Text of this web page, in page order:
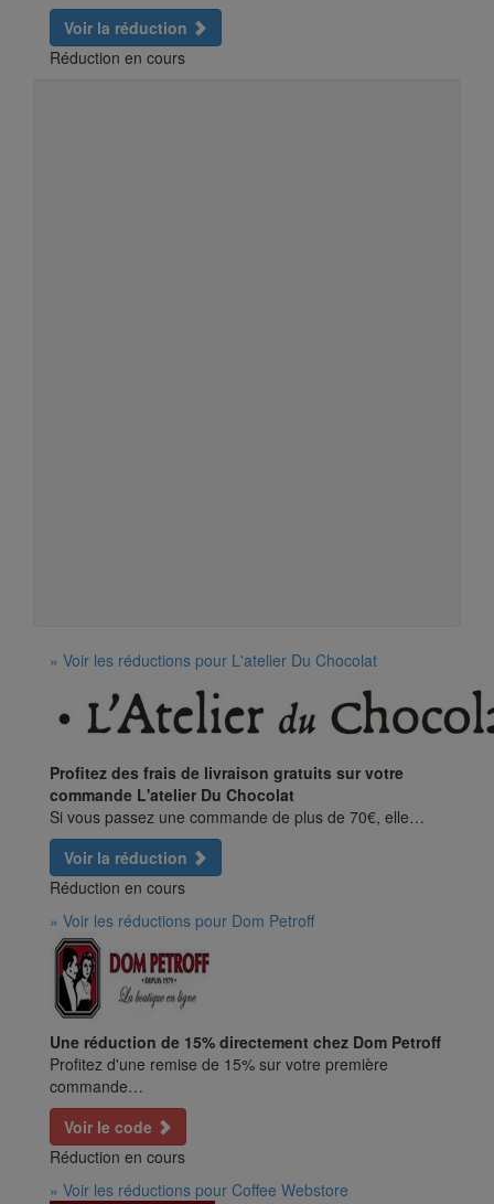
Voir la réduction
Réduction en cours
» Voir les réductions pour L'atelier Du Chocolat
Profitez des frais de livraison gratuits sur votre
commande L'atelier Du Chocolat
Si vous passez une commande de plus de 70€, elle…
Voir la réduction
Réduction en cours
» Voir les réductions pour Dom Petroff
Une réduction de 15% directement chez Dom Petroff
Profitez d'une remise de 15% sur votre première
commande…
Voir le code
Réduction en cours
» Voir les réductions pour Coffee Webstore